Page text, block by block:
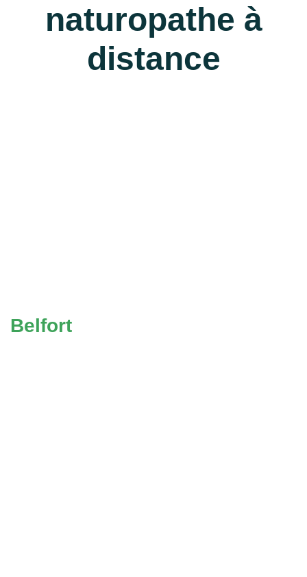
naturopathe à
distance
Belfort